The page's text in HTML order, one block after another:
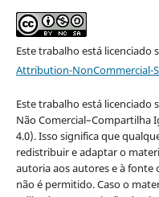
Este trabalho está licenciado
Attribution-NonCommercial-
Este trabalho está licenciado
Não Comercial–Compartilha
4.0). Isso significa que
redistribuir e adaptar o
autoria aos autores e à fonte
não é permitido. Caso o